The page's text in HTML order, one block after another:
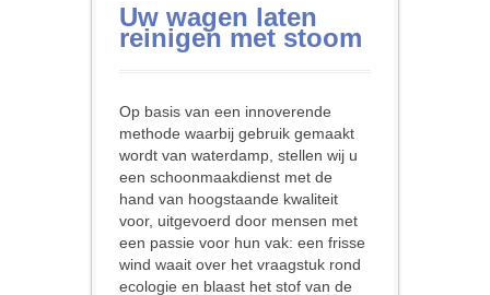
Uw wagen laten
reinigen met stoom
Op basis van een innoverende
methode waarbij gebruik gemaakt
wordt van waterdamp, stellen wij u
een schoonmaakdienst met de
hand van hoogstaande kwaliteit
voor, uitgevoerd door mensen met
een passie voor hun vak: een frisse
wind waait over het vraagstuk rond
ecologie en blaast het stof van de